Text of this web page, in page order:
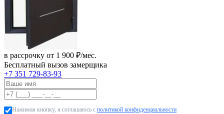
в рассрочку от 1 900 ₽/мес.
Бесплатный вызов замерщика
+7 351 729-83-93
Нажимая кнопку, я соглашаюсь с политикой конфиденциальности